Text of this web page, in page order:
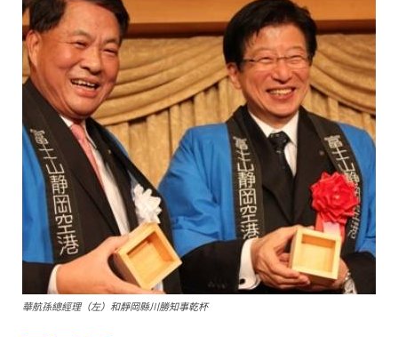
華航孫總經理（左）和靜岡縣川勝知事乾杯